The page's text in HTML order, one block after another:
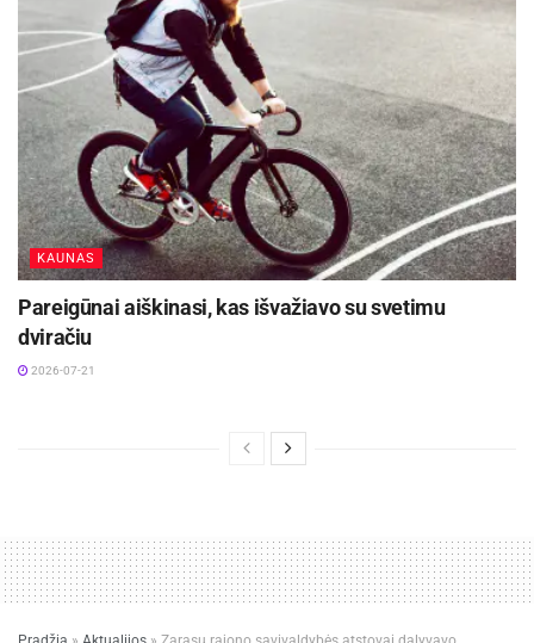
KAUNAS
Pareigūnai aiškinasi, kas išvažiavo su svetimu
dviračiu
2026-07-21